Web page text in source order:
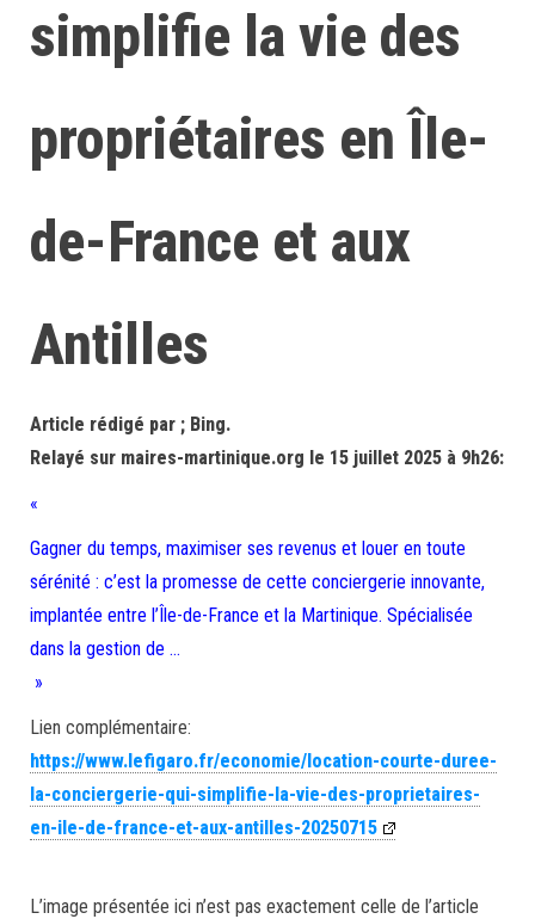
simplifie la vie des
propriétaires en Île-
de-France et aux
Antilles
Article rédigé par ; Bing.
Relayé sur maires-martinique.org le 15 juillet 2025 à 9h26:
«
Gagner du temps, maximiser ses revenus et louer en toute
sérénité : c’est la promesse de cette conciergerie innovante,
implantée entre l’Île-de-France et la Martinique. Spécialisée
dans la gestion de …
»
Lien complémentaire:
https://www.lefigaro.fr/economie/location-courte-duree-
la-conciergerie-qui-simplifie-la-vie-des-proprietaires-
en-ile-de-france-et-aux-antilles-20250715
L’image présentée ici n’est pas exactement celle de l’article